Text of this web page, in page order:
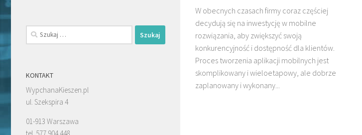
W obecnych czasach firmy coraz częściej
decydują się na inwestycję w mobilne
rozwiązania, aby zwiększyć swoją
konkurencyjność i dostępność dla klientów.
Proces tworzenia aplikacji mobilnych jest
skomplikowany i wieloetapowy, ale dobrze
zaplanowany i wykonany...
Szukaj:
KONTAKT
WypchanaKieszen.pl
ul. Szekspira 4
01-913 Warszawa